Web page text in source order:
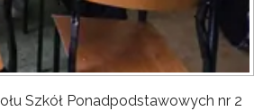
Szkół Ponadpodstawowych nr 2